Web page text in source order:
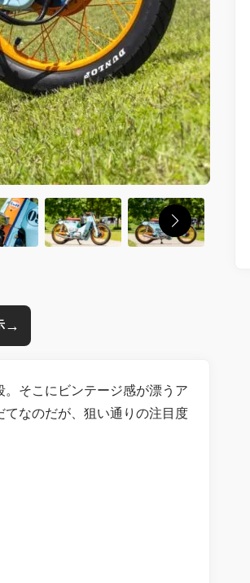
→
そこにビンテージ感が漂うア
てなのだが、狙い通りの注目度